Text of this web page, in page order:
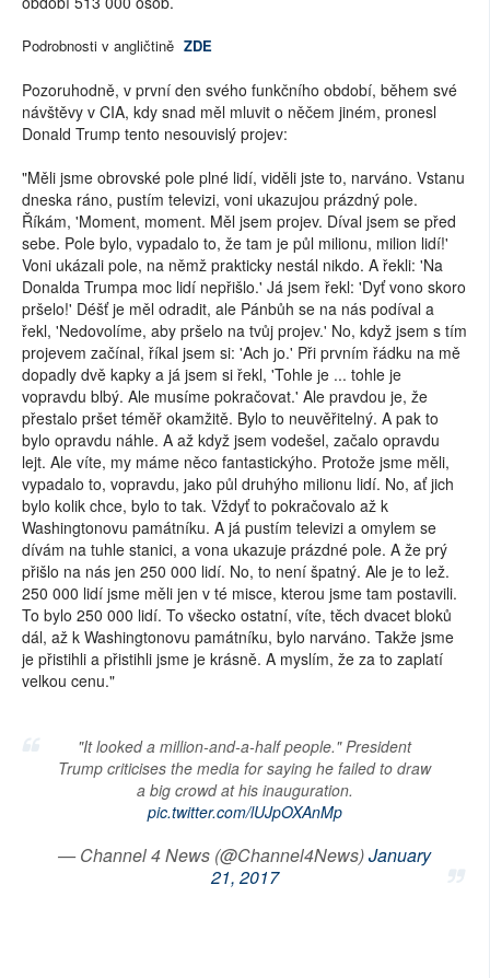
Podrobnosti v angličtině ZDE
Pozoruhodně, v první den svého funkčního období, během své
návštěvy v CIA, kdy snad měl mluvit o něčem jiném, pronesl
Donald Trump tento nesouvislý projev:
"Měli jsme obrovské pole plné lidí, viděli jste to, narváno. Vstanu
dneska ráno, pustím televizi, voni ukazujou prázdný pole.
Říkám, 'Moment, moment. Měl jsem projev. Díval jsem se před
sebe. Pole bylo, vypadalo to, že tam je půl milionu, milion lidí!'
Voni ukázali pole, na němž prakticky nestál nikdo. A řekli: 'Na
Donalda Trumpa moc lidí nepřišlo.' Já jsem řekl: 'Dyť vono skoro
pršelo!' Déšť je měl odradit, ale Pánbůh se na nás podíval a
řekl, 'Nedovolíme, aby pršelo na tvůj projev.' No, když jsem s tím
projevem začínal, říkal jsem si: 'Ach jo.' Při prvním řádku na mě
dopadly dvě kapky a já jsem si řekl, 'Tohle je ... tohle je
vopravdu blbý. Ale musíme pokračovat.' Ale pravdou je, že
přestalo pršet téměř okamžitě. Bylo to neuvěřitelný. A pak to
bylo opravdu náhle. A až když jsem vodešel, začalo opravdu
lejt. Ale víte, my máme něco fantastickýho. Protože jsme měli,
vypadalo to, vopravdu, jako půl druhýho milionu lidí. No, ať jich
bylo kolik chce, bylo to tak. Vždyť to pokračovalo až k
Washingtonovu památníku. A já pustím televizi a omylem se
dívám na tuhle stanici, a vona ukazuje prázdné pole. A že prý
přišlo na nás jen 250 000 lidí. No, to není špatný. Ale je to lež.
250 000 lidí jsme měli jen v té misce, kterou jsme tam postavili.
To bylo 250 000 lidí. To všecko ostatní, víte, těch dvacet bloků
dál, až k Washingtonovu památníku, bylo narváno. Takže jsme
je přistihli a přistihli jsme je krásně. A myslím, že za to zaplatí
velkou cenu."
"It looked a million-and-a-half people." President
Trump criticises the media for saying he failed to draw
a big crowd at his inauguration.
pic.twitter.com/lUJpOXAnMp
— Channel 4 News (@Channel4News)January
21, 2017